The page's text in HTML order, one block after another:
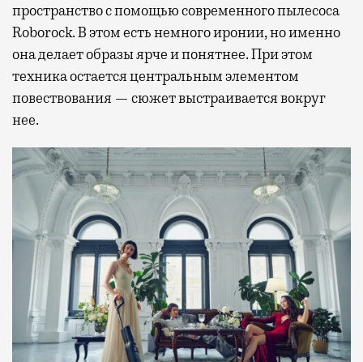
пространство с помощью современного пылесоса
Roborock. В этом есть немного иронии, но именно
она делает образы ярче и понятнее. При этом
техника остается центральным элементом
повествования — сюжет выстраивается вокруг
нее.